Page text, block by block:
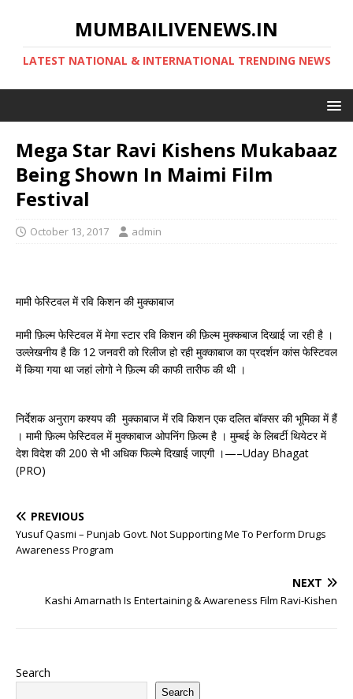
MUMBAILIVENEWS.IN
LATEST NATIONAL & INTERNATIONAL TRENDING NEWS
Mega Star Ravi Kishens Mukabaaz
Being Shown In Maimi Film
Festival
October 13, 2017 admin
मामी फेस्टिवल में रवि किशन की मुक्काबाज
मामी फ़िल्म फेस्टिवल में मेगा स्टार रवि किशन की फ़िल्म मुक्कबाज दिखाई जा रही है ।
उल्लेखनीय है कि 12 जनवरी को रिलीज हो रही मुक्काबाज का प्रदर्शन कांस फेस्टिवल
में किया गया था जहां लोगो ने फ़िल्म की काफी तारीफ की थी ।
निर्देशक अनुराग कश्यप की मुक्काबाज में रवि किशन एक दलित बॉक्सर की भूमिका में हैं
। मामी फ़िल्म फेस्टिवल में मुक्काबाज ओपनिंग फ़िल्म है । मुम्बई के लिबर्टी थियेटर में
देश विदेश की 200 से भी अधिक फिल्मे दिखाई जाएगी ।—–Uday Bhagat
(PRO)
PREVIOUS
Yusuf Qasmi – Punjab Govt. Not Supporting Me To Perform Drugs
Awareness Program
NEXT
Kashi Amarnath Is Entertaining & Awareness Film Ravi-Kishen
Search
Search